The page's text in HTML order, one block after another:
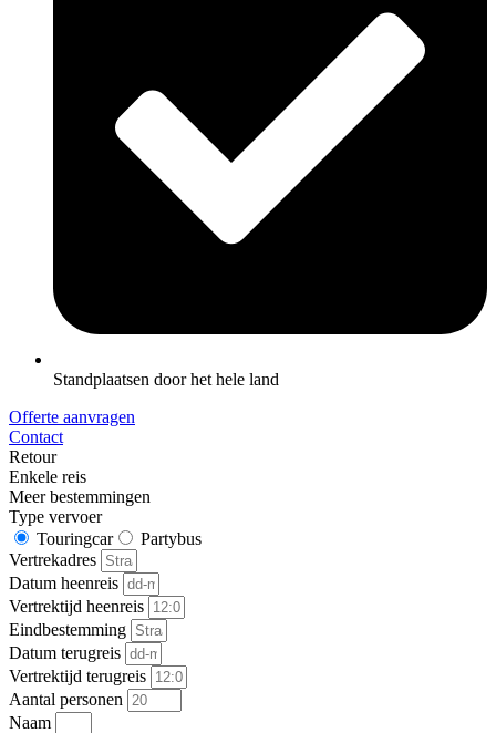
Standplaatsen door het hele land
Offerte aanvragen
Contact
Retour
Enkele reis
Meer bestemmingen
Type vervoer
Touringcar
Partybus
Vertrekadres
Datum heenreis
Vertrektijd heenreis
Eindbestemming
Datum terugreis
Vertrektijd terugreis
Aantal personen
Naam